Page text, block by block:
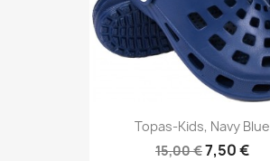
Topas-Kids, Navy Blue
15,00 €7,50 €